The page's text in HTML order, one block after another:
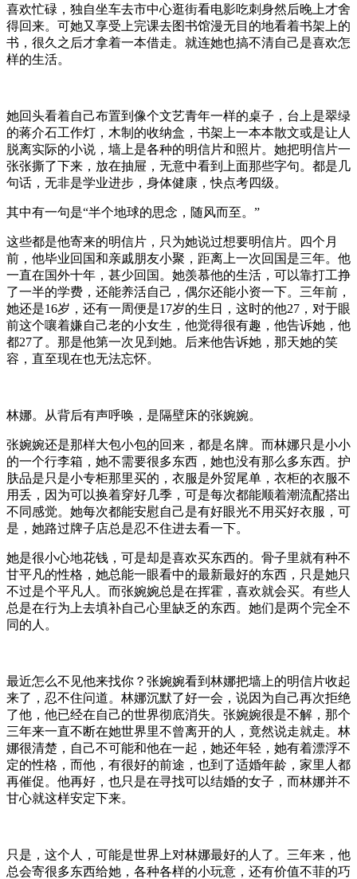
喜欢忙碌，独自坐车去市中心逛街看电影吃刺身然后晚上才舍
得回来。可她又享受上完课去图书馆漫无目的地看着书架上的
书，很久之后才拿着一本借走。就连她也搞不清自己是喜欢怎
样的生活。
她回头看着自己布置到像个文艺青年一样的桌子，台上是翠绿
的蒋介石工作灯，木制的收纳盒，书架上一本本散文或是让人
脱离实际的小说，墙上是各种的明信片和照片。她把明信片一
张张撕了下来，放在抽屉，无意中看到上面那些字句。都是几
句话，无非是学业进步，身体健康，快点考四级。
其中有一句是“半个地球的思念，随风而至。”
这些都是他寄来的明信片，只为她说过想要明信片。四个月
前，他毕业回国和亲戚朋友小聚，距离上一次回国是三年。他
一直在国外十年，甚少回国。她羡慕他的生活，可以靠打工挣
了一半的学费，还能养活自己，偶尔还能小资一下。三年前，
她还是16岁，还有一周便是17岁的生日，这时的他27，对于眼
前这个嚷着嫌自己老的小女生，他觉得很有趣，他告诉她，他
都27了。那是他第一次见到她。后来他告诉她，那天她的笑
容，直至现在也无法忘怀。
林娜。从背后有声呼唤，是隔壁床的张婉婉。
张婉婉还是那样大包小包的回来，都是名牌。而林娜只是小小
的一个行李箱，她不需要很多东西，她也没有那么多东西。护
肤品是只是小专柜那里买的，衣服是外贸尾单，衣柜的衣服不
用丢，因为可以换着穿好几季，可是每次都能顺着潮流配搭出
不同感觉。她每次都能安慰自己是有好眼光不用买好衣服，可
是，她路过牌子店总是忍不住进去看一下。
她是很小心地花钱，可是却是喜欢买东西的。骨子里就有种不
甘平凡的性格，她总能一眼看中的最新最好的东西，只是她只
不过是个平凡人。而张婉婉总是在挥霍，喜欢就会买。有些人
总是在行为上去填补自己心里缺乏的东西。她们是两个完全不
同的人。
最近怎么不见他来找你？张婉婉看到林娜把墙上的明信片收起
来了，忍不住问道。林娜沉默了好一会，说因为自己再次拒绝
了他，他已经在自己的世界彻底消失。张婉婉很是不解，那个
三年来一直不断在她世界里不曾离开的人，竟然说走就走。林
娜很清楚，自己不可能和他在一起，她还年轻，她有着漂浮不
定的性格，而他，有很好的前途，也到了适婚年龄，家里人都
再催促。他再好，也只是在寻找可以结婚的女子，而林娜并不
甘心就这样安定下来。
只是，这个人，可能是世界上对林娜最好的人了。三年来，他
总会寄很多东西给她，各种各样的小玩意，还有价值不菲的巧